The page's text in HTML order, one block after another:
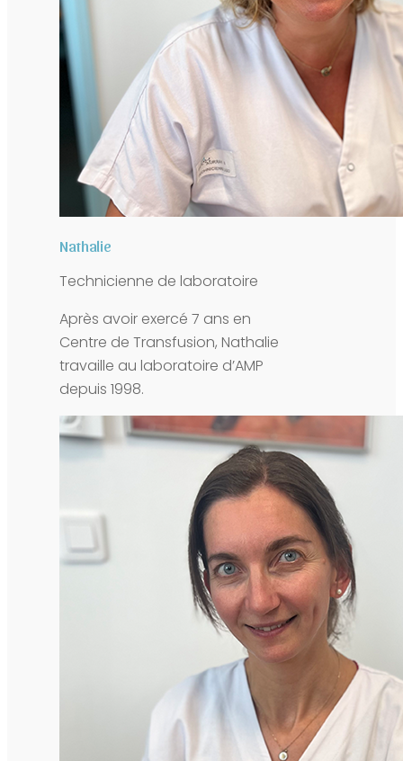
Nathalie
Technicienne de laboratoire
Après avoir exercé 7 ans en
Centre de Transfusion, Nathalie
travaille au laboratoire d’AMP
depuis 1998.